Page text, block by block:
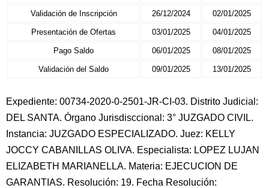
Validación de Inscripción 26/12/2024 02/01/2025
Presentación de Ofertas 03/01/2025 04/01/2025
Pago Saldo 06/01/2025 08/01/2025
Validación del Saldo 09/01/2025 13/01/2025
Expediente: 00734-2020-0-2501-JR-CI-03. Distrito Judicial:
DEL SANTA. Órgano Jurisdisccional: 3° JUZGADO CIVIL.
Instancia: JUZGADO ESPECIALIZADO. Juez: KELLY
JOCCY CABANILLAS OLIVA. Especialista: LOPEZ LUJAN
ELIZABETH MARIANELLA. Materia: EJECUCION DE
GARANTIAS. Resolución: 19. Fecha Resolución: